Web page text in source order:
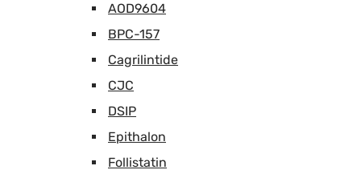
AOD9604
BPC-157
Cagrilintide
CJC
DSIP
Epithalon
Follistatin